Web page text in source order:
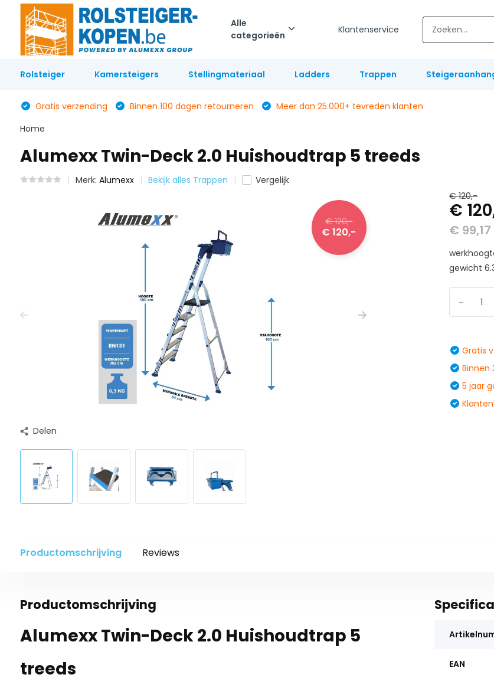
Alle
categorieën
Klantenservice
Rolsteiger Kamersteigers Stellingmateriaal Ladders Trappen
Gratis verzending Binnen 100 dagen retourneren
Meer dan 25.000+ tevreden klanten
Home
Alumexx Twin-Deck 2.0 Huishoudtrap 5 treeds
Merk: Alumexx Bekijk alles Trappen Vergelijk
€ 120,-
€ 120,-
Delen
€ 120,-
€
€ 99,17
gewicht
-
Gratis
Binnen
5 jaar
Productomschrijving Reviews
Productomschrijving
Alumexx Twin-Deck 2.0 Huishoudtrap 5
treeds
EAN